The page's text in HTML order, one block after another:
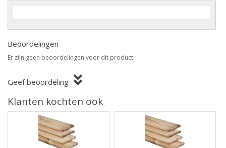
Beoordelingen
Er zijn geen beoordelingen voor dit product.
Geef beoordeling
Klanten kochten ook